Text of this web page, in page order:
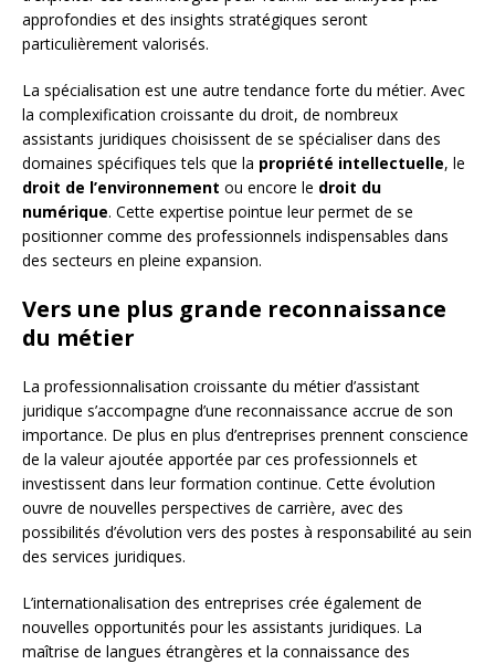
approfondies et des insights stratégiques seront
particulièrement valorisés.
La spécialisation est une autre tendance forte du métier. Avec
la complexification croissante du droit, de nombreux
assistants juridiques choisissent de se spécialiser dans des
domaines spécifiques tels que la propriété intellectuelle, le
droit de l’environnement ou encore le droit du
numérique. Cette expertise pointue leur permet de se
positionner comme des professionnels indispensables dans
des secteurs en pleine expansion.
Vers une plus grande reconnaissance
du métier
La professionnalisation croissante du métier d’assistant
juridique s’accompagne d’une reconnaissance accrue de son
importance. De plus en plus d’entreprises prennent conscience
de la valeur ajoutée apportée par ces professionnels et
investissent dans leur formation continue. Cette évolution
ouvre de nouvelles perspectives de carrière, avec des
possibilités d’évolution vers des postes à responsabilité au sein
des services juridiques.
L’internationalisation des entreprises crée également de
nouvelles opportunités pour les assistants juridiques. La
maîtrise de langues étrangères et la connaissance des